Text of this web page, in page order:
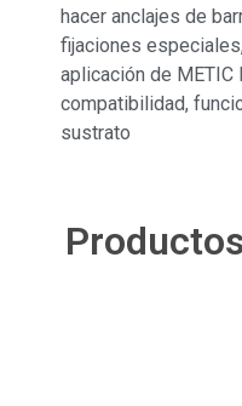
hacer anclajes de
fijaciones
aplicación de METIC
compatibilidad,
sustrato